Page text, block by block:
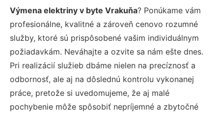
Výmena elektriny v byte Vrakuňa? Ponúkame vám
profesionálne, kvalitné a zároveň cenovo rozumné
služby, ktoré sú prispôsobené vašim individuálnym
požiadavkám. Neváhajte a ozvite sa nám ešte dnes.
Pri realizácií služieb dbáme nielen na precíznosť a
odbornosť, ale aj na dôslednú kontrolu vykonanej
práce, pretože si uvedomujeme, že aj malé
pochybenie môže spôsobiť nepríjemné a zbytočné